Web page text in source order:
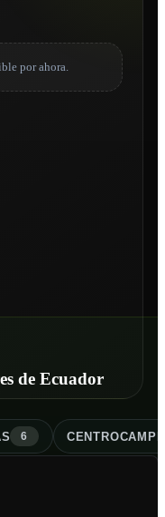
por ahora.
de Ecuador
S 6